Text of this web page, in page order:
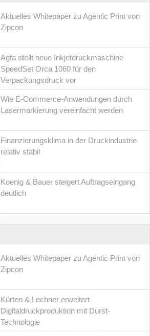
Aktuelles Whitepaper zu Agentic Print von
Zipcon
Agfa stellt neue Inkjetdruckmaschine
SpeedSet Orca 1060 für den
Verpackungsdruck vor
Wie E-Commerce-Anwendungen durch
Lasermarkierung vereinfacht werden
Finanzierungsklima in der Druckindustrie
relativ stabil
Koenig & Bauer steigert Auftragseingang
deutlich
Aktuelles Whitepaper zu Agentic Print von
Zipcon
Kürten & Lechner erweitert
Digitaldruckproduktion mit Durst-
Technologie